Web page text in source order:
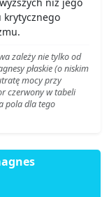
krytycznego
zależy nie tylko od
płaskie (o niskim
mocy przy
czerwony w tabeli
pola dla tego